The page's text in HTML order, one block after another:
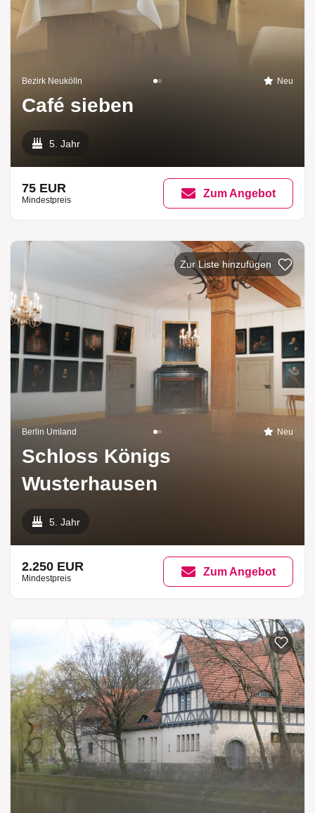
Bezirk Neukölln Neu
Café sieben
5. Jahr
75 EUR
Mindestpreis
Zum Angebot
Zur Liste
Berlin Umland Neu
Schloss Königs
Wusterhausen
5. Jahr
2.250 EUR
Mindestpreis
Zum Angebot